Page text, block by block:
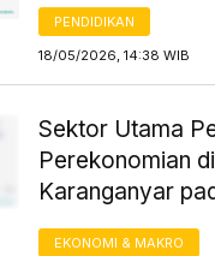
PENDIDIKAN
18/05/2026, 14:38 WIB
Sektor Utama
Perekonomian
Karanganyar
EKONOMI & MAKRO